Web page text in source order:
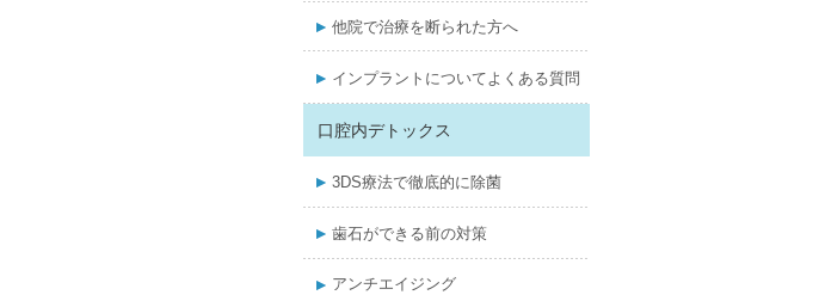
他院で治療を断られた方へ
インプラントについてよくある質問
口腔内デトックス
3DS療法で徹底的に除菌
歯石ができる前の対策
アンチエイジング